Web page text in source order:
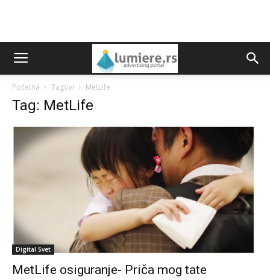
Početna Tagovi MetLife
Tag: MetLife
Digital Svet
MetLife osiguranje- Priča mog tate